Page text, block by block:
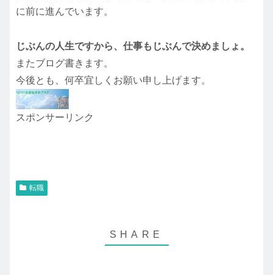
に前に進んでいます。
じぶんの人生ですから、仕事もじぶんで決めましょ。
またブログ書きます。
今後とも、何卒宜しくお願い申し上げます。
スポンサーリンク
転職